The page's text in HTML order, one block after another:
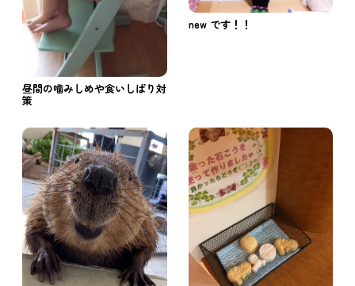
昼間の噛みしめや食いしばり対
策
new です！！